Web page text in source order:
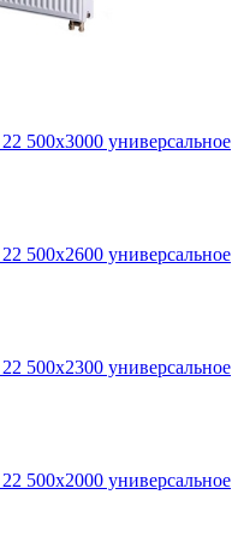
500х3000 универсальное
500х2600 универсальное
500х2300 универсальное
500х2000 универсальное